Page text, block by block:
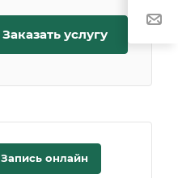
Заказать услугу
Запись онлайн